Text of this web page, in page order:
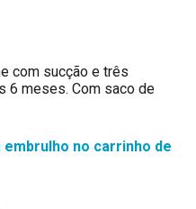
com sucção e três
6 meses. Com saco de
no carrinho de